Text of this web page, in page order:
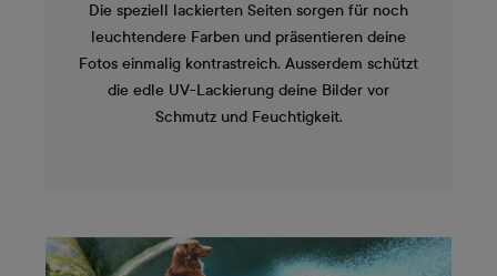
Die speziell lackierten Seiten sorgen für noch
leuchtendere Farben und präsentieren deine
Fotos einmalig kontrastreich. Ausserdem schützt
die edle UV-Lackierung deine Bilder vor
Schmutz und Feuchtigkeit.